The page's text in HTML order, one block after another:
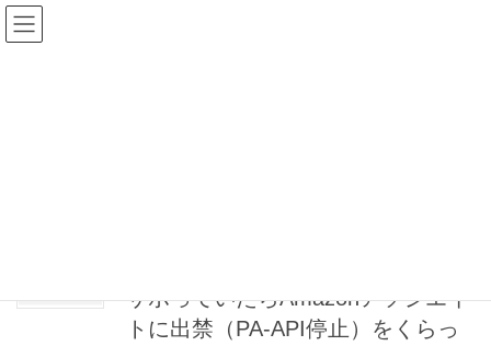
コ
ン
ナ
ビ
サボっていたらAmazonアソシエイ
トに出禁（PA-API停止）をくらっ